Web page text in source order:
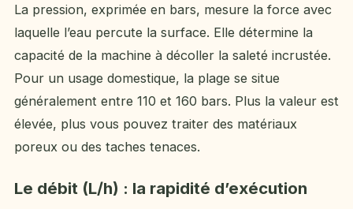
La pression, exprimée en bars, mesure la force avec
laquelle l’eau percute la surface. Elle détermine la
capacité de la machine à décoller la saleté incrustée.
Pour un usage domestique, la plage se situe
généralement entre 110 et 160 bars. Plus la valeur est
élevée, plus vous pouvez traiter des matériaux
poreux ou des taches tenaces.
Le débit (L/h) : la rapidité d’exécution